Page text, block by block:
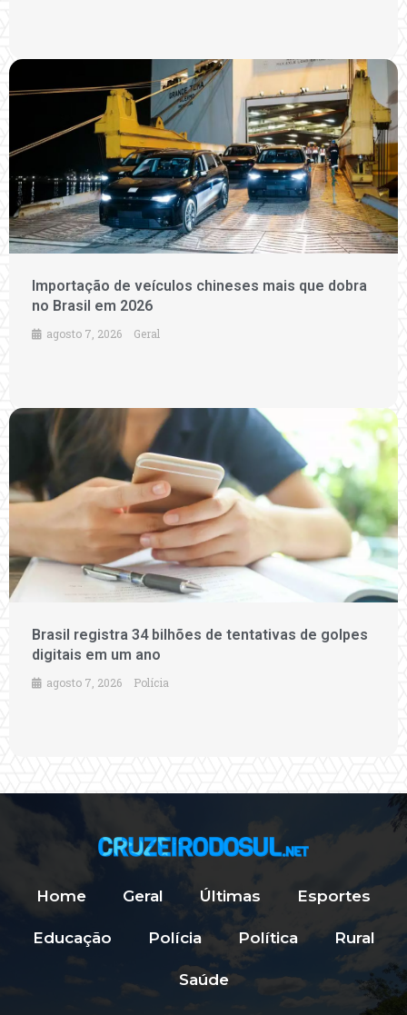
Importação de veículos chineses mais que dobra
no Brasil em 2026
agosto 7, 2026 Geral
Brasil registra 34 bilhões de tentativas de golpes
digitais em um ano
agosto 7, 2026 Polícia
Home Geral Últimas Esportes
Educação Polícia Política Rural
Saúde